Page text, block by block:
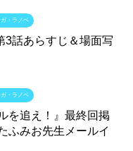
3話あらすじ＆場面写
・ラノベ
を追え！』最終回掲
ふみお先生メールイ
・ラノベ